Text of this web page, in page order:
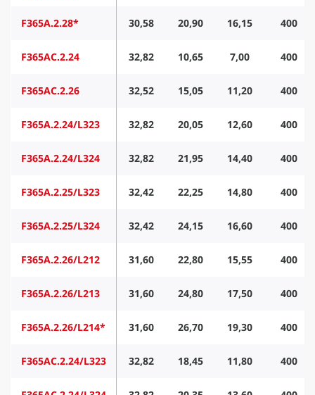
F365A.2.28* 30,58 20,90 16,15 400
F365AC.2.24 32,82 10,65 7,00 400
F365AC.2.26 32,52 15,05 11,20 400
F365A.2.24/L323 32,82 20,05 12,60 400
F365A.2.24/L324 32,82 21,95 14,40 400
F365A.2.25/L323 32,42 22,25 14,80 400
F365A.2.25/L324 32,42 24,15 16,60 400
F365A.2.26/L212 31,60 22,80 15,55 400
F365A.2.26/L213 31,60 24,80 17,50 400
F365A.2.26/L214* 31,60 26,70 19,30 400
F365AC.2.24/L323 32,82 18,45 11,80 400